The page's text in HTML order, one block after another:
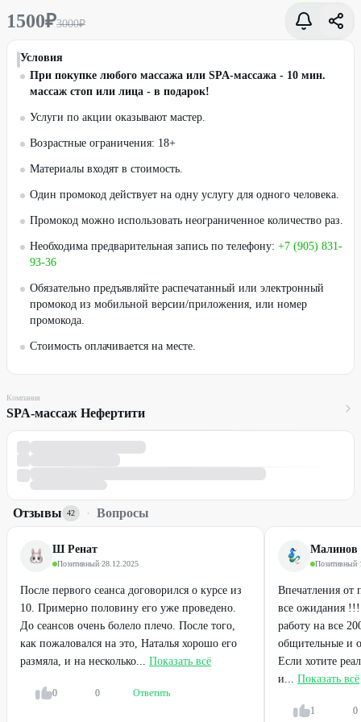
1500₽3000₽
Условия
При покупке любого массажа или SPA-массажа - 10 мин.
массаж стоп или лица - в подарок!
Услуги по акции оказывают мастер.
Возрастные ограничения: 18+
Материалы входят в стоимость.
Один промокод действует на одну услугу для одного человека.
Промокод можно использовать неограниченное количество раз.
Необходима предварительная запись по телефону: +7 (905) 831-
93-36
Обязательно предъявляйте распечатанный или электронный
промокод из мобильной версии/приложения, или номер
промокода.
Стоимость оплачивается на месте.
Компания
SPA-массаж Нефертити
Отзывы 42 · Вопросы
Ш Ренат
Позитивный·28.12.2025
После первого сеанса договорился о курсе из
10. Примерно половину его уже проведено.
До сеансов очень болело плечо. После того,
как пожаловался на это, Наталья хорошо его
размяла, и на несколько... Показать всё
0 0 Ответить
Малинов
Позитивный·
Впечатления от
все ожидания
работу на все
общительные и
Если хотите
и... Показать всё
1 0